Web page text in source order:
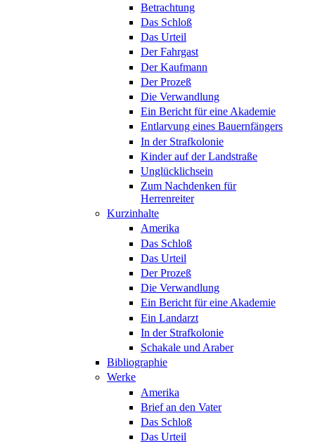
Betrachtung
Das Schloß
Das Urteil
Der Fahrgast
Der Kaufmann
Der Prozeß
Die Verwandlung
Ein Bericht für eine Akademie
Entlarvung eines Bauernfängers
In der Strafkolonie
Kinder auf der Landstraße
Unglücklichsein
Zum Nachdenken für
Herrenreiter
Kurzinhalte
Amerika
Das Schloß
Das Urteil
Der Prozeß
Die Verwandlung
Ein Bericht für eine Akademie
Ein Landarzt
In der Strafkolonie
Schakale und Araber
Bibliographie
Werke
Amerika
Brief an den Vater
Das Schloß
Das Urteil